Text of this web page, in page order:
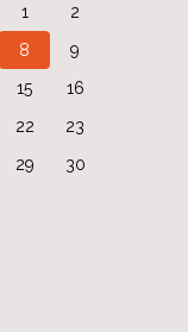
1
2
8
9
15
16
22
23
29
30